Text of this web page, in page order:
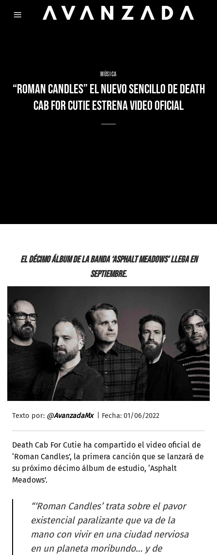
MÚSICA
“ROMAN CANDLES” EL NUEVO SENCILLO DE DEATH
CAB FOR CUTIE ESTRENA VIDEO OFICIAL
El décimo álbum de la banda ‘Asphalt Meadows’ llega en
septiembre.
Texto por: @AvanzadaMx| Fecha: 01/06/2022
Death Cab For Cutie ha compartido el video oficial de
‘Roman Candles’, la primera canción que se lanzará de
su próximo décimo álbum de estudio, ‘Asphalt
Meadows’.
“‘Roman Candles’ trata sobre el pavor
existencial paralizante que va de la
mano con vivir en una ciudad nerviosa
en un planeta moribundo… y de